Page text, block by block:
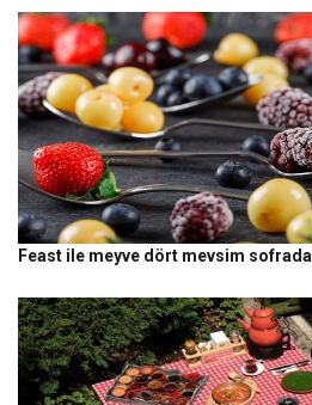
Feast ile meyve dört mevsim sofrada